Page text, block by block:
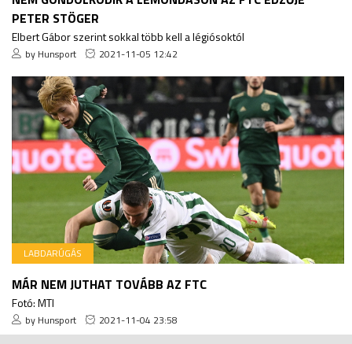
PETER STÖGER
Elbert Gábor szerint sokkal több kell a légiósoktól
by Hunsport 2021-11-05 12:42
LABDARÚGÁS
MÁR NEM JUTHAT TOVÁBB AZ FTC
Fotó: MTI
by Hunsport 2021-11-04 23:58